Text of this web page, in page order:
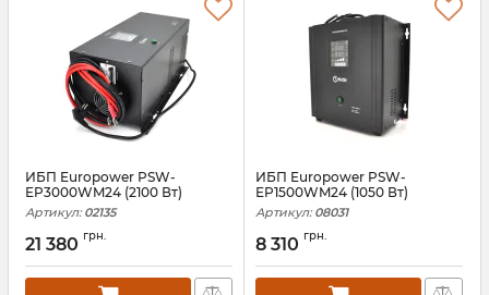
ИБП Europower PSW-
EP3000WM24 (2100 Вт)
Артикул: 02135
21 380 грн.
ИБП Europower PSW-
EP1500WM24 (1050 Вт)
Артикул: 08031
8 310 грн.